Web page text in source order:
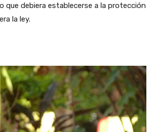
que debiera establecerse a la protección
la ley.